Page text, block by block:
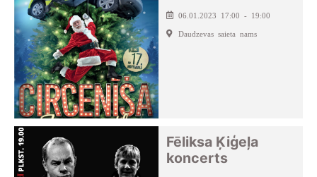
06.01.2023 17:00 - 19:00
Daudzevas saieta nams
Fēliksa Ķiģeļa
koncerts